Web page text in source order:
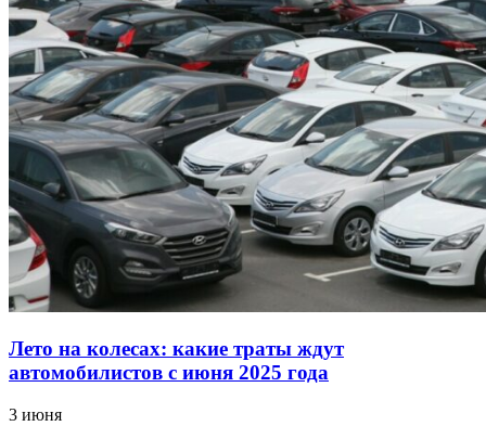
Лето на колесах: какие траты ждут
автомобилистов с июня 2025 года
3 июня